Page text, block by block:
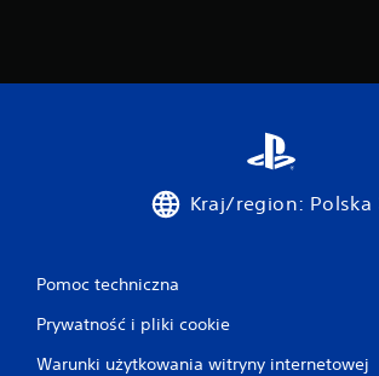
Kraj/region: Polska
Pomoc techniczna
Prywatność i pliki cookie
Warunki użytkowania witryny internetowej